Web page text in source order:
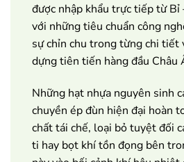
được nhập khẩu trực tiếp từ Bỉ
với những tiêu chuẩn công
sự chỉn chu trong từng chi tiết
dựng tiên tiến hàng đầu Châu
Những hạt nhựa nguyên sinh
chuyền ép đùn hiện đại hoàn
chất tái chế, loại bỏ tuyệt đối
ti hay bọt khí tồn đọng bên